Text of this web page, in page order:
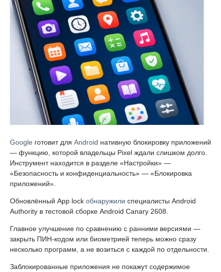
Google готовит для Android нативную блокировку приложений
— функцию, которой владельцы Pixel ждали слишком долго.
Инструмент находится в разделе «Настройки» —
«Безопасность и конфиденциальность» — «Блокировка
приложений».
Обновлённый App lock обнаружили специалисты Android
Authority в тестовой сборке Android Canary 2608.
Главное улучшение по сравнению с ранними версиями —
закрыть ПИН-кодом или биометрией теперь можно сразу
несколько программ, а не возиться с каждой по отдельности.
Заблокированные приложения не покажут содержимое